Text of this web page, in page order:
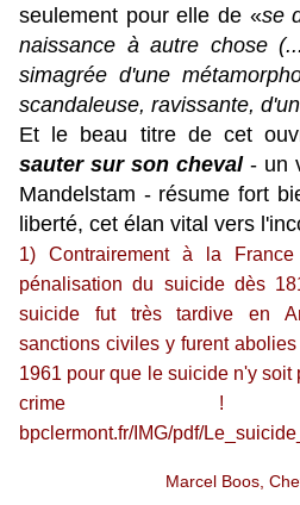
seulement pour elle de «se
naissance à autre chose
simagrée d'une
scandaleuse, ravissante,
Et le beau titre de cet
sauter sur son cheval - un
Mandelstam - résume fort
liberté, cet élan vital vers
1) Contrairement à la
pénalisation du suicide dès
suicide fut très tardive en
sanctions civiles y furent
1961 pour que le suicide n'y soit
crime
bpclermont.fr/IMG/pdf/
Marcel Boos,